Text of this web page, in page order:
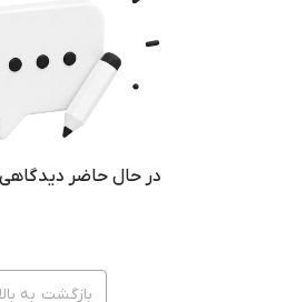
در حال حاضر
بازگشت به بالا